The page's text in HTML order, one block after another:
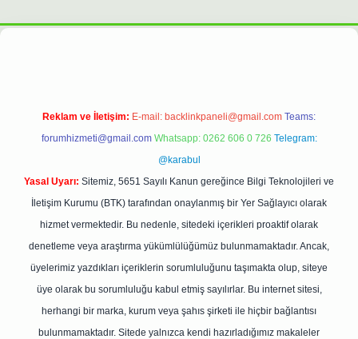
betexpergir.net
Reklam ve İletişim: E-mail: backlinkpaneli@gmail.com Teams:
forumhizmeti@gmail.com Whatsapp: 0262 606 0 726 Telegram:
@karabul
Yasal Uyarı: Sitemiz, 5651 Sayılı Kanun gereğince Bilgi Teknolojileri ve
İletişim Kurumu (BTK) tarafından onaylanmış bir Yer Sağlayıcı olarak
hizmet vermektedir. Bu nedenle, sitedeki içerikleri proaktif olarak
denetleme veya araştırma yükümlülüğümüz bulunmamaktadır. Ancak,
üyelerimiz yazdıkları içeriklerin sorumluluğunu taşımakta olup, siteye
üye olarak bu sorumluluğu kabul etmiş sayılırlar. Bu internet sitesi,
herhangi bir marka, kurum veya şahıs şirketi ile hiçbir bağlantısı
bulunmamaktadır. Sitede yalnızca kendi hazırladığımız makaleler